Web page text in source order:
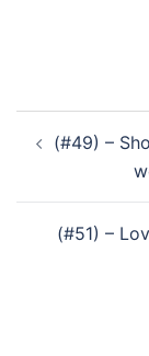
navigation
(#49) –
(#51) –